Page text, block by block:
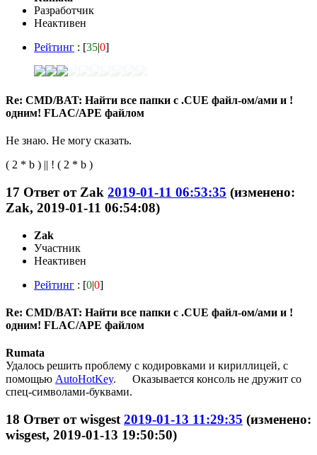
Разработчик
Неактивен
Рейтинг : [35|0]
Re: CMD/BAT: Найти все папки с .CUE файл-ом/ами и !
одним! FLAC/APE файлом
Не знаю. Не могу сказать.
( 2 * b ) || ! ( 2 * b )
17 Ответ от Zak 2019-01-11 06:53:35 (изменено:
Zak, 2019-01-11 06:54:08)
Zak
Участник
Неактивен
Рейтинг : [0|0]
Re: CMD/BAT: Найти все папки с .CUE файл-ом/ами и !
одним! FLAC/APE файлом
Rumata
Удалось решить проблему с кодировками и кириллицей, с
помощью AutoHotKey.
Оказывается консоль не дружит со
спец-символами-буквами.
18 Ответ отwisgest 2019-01-13 11:29:35 (изменено:
wisgest, 2019-01-13 19:50:50)